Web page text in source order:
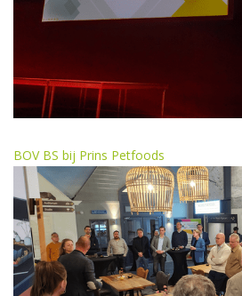
BOV BS bij Prins Petfoods